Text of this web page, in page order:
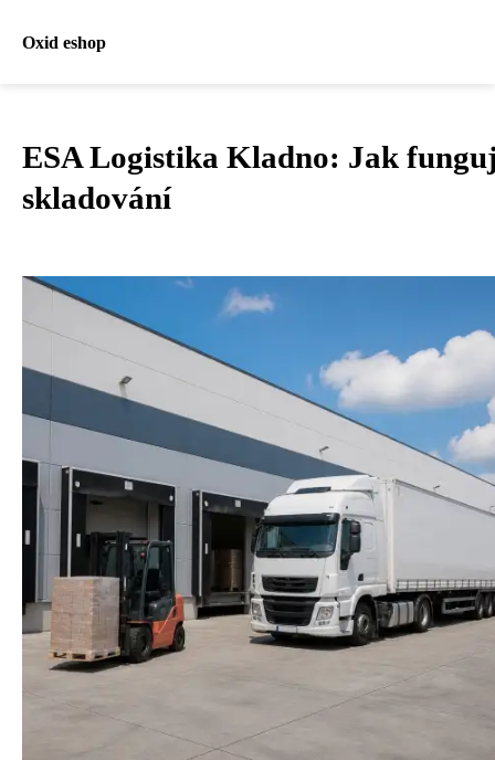
Oxid eshop
ESA Logistika Kladno: Jak
skladování